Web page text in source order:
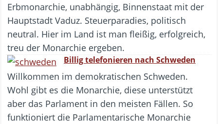
Erbmonarchie, unabhängig, Binnenstaat mit der
Hauptstadt Vaduz. Steuerparadies, politisch
neutral. Hier im Land ist man fleißig, erfolgreich,
treu der Monarchie ergeben.
Billig telefonieren nach Schweden
Willkommen im demokratischen Schweden.
Wohl gibt es die Monarchie, diese unterstützt
aber das Parlament in den meisten Fällen. So
funktioniert die Parlamentarische Monarchie